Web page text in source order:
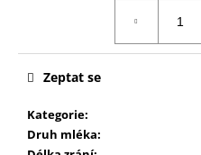
Kategorie:
Druh mléka:
Zeptat se